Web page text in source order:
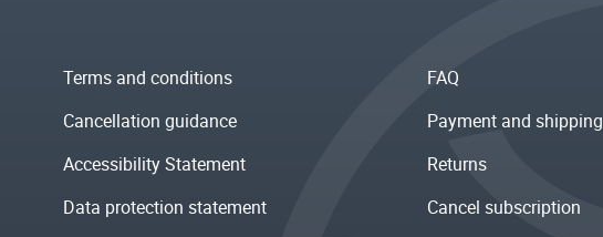
Terms and conditions
Cancellation guidance
Accessibility Statement
Data protection statement
FAQ
Payment and shipping
Returns
Cancel subscription